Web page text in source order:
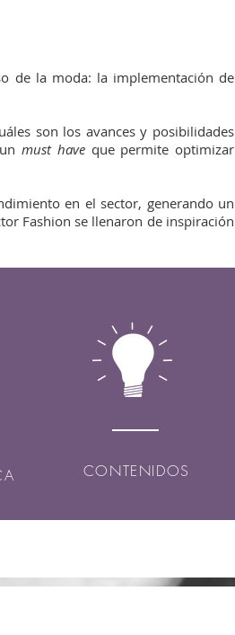
de la moda: la implementación de
son los avances y posibilidades
unmust haveque permite optimizar
en el sector, generando un
Fashion se llenaron de inspiración
CONTENIDOS